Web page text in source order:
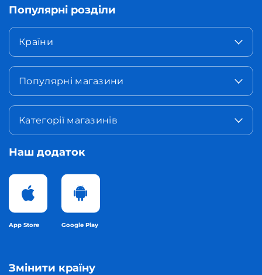
Популярні розділи
Країни
Популярні магазини
Категорії магазинів
Наш додаток
App Store Google Play
Змінити країну